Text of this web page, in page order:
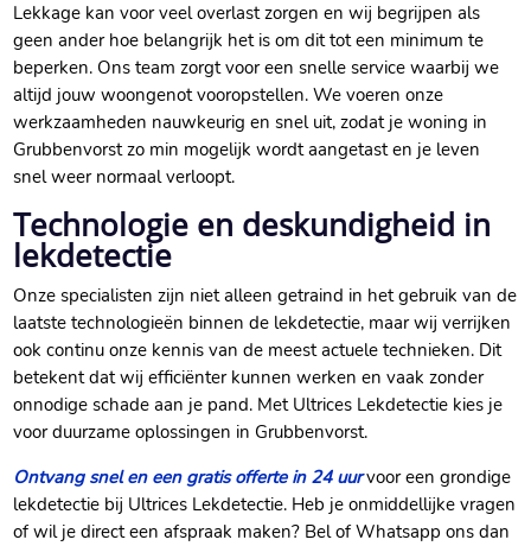
Lekkage kan voor veel overlast zorgen en wij begrijpen als
geen ander hoe belangrijk het is om dit tot een minimum te
beperken. Ons team zorgt voor een snelle service waarbij we
altijd jouw woongenot vooropstellen. We voeren onze
werkzaamheden nauwkeurig en snel uit, zodat je woning in
Grubbenvorst zo min mogelijk wordt aangetast en je leven
snel weer normaal verloopt.
Technologie en deskundigheid in
lekdetectie
Onze specialisten zijn niet alleen getraind in het gebruik van de
laatste technologieën binnen de lekdetectie, maar wij verrijken
ook continu onze kennis van de meest actuele technieken. Dit
betekent dat wij efficiënter kunnen werken en vaak zonder
onnodige schade aan je pand. Met Ultrices Lekdetectie kies je
voor duurzame oplossingen in Grubbenvorst.
Ontvang snel en een gratis offerte in 24 uurvoor een grondige
lekdetectie bij Ultrices Lekdetectie. Heb je onmiddellijke vragen
of wil je direct een afspraak maken? Bel of Whatsapp ons dan